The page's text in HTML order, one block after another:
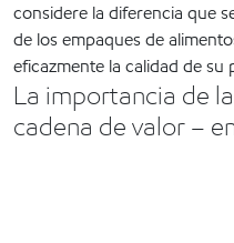
considere la diferencia que
de los empaques de
eficazmente la calidad de su
La importancia de
cadena de valor –